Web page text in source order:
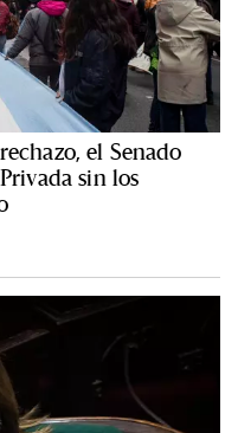
el Senado
sin los